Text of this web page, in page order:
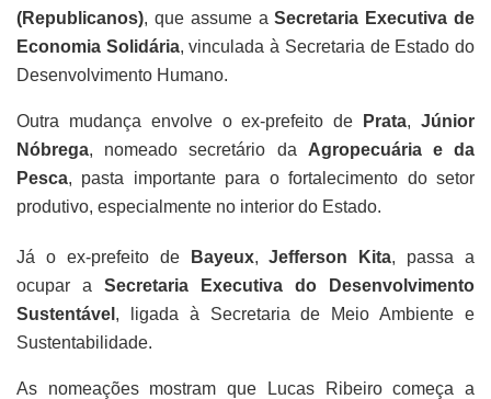
(Republicanos), que assume aSecretaria Executiva de
Economia Solidária, vinculada à Secretaria de Estado do
Desenvolvimento Humano.
Outra mudança envolve o ex-prefeito de Prata,Júnior
Nóbrega, nomeado secretário da Agropecuária e da
Pesca, pasta importante para o fortalecimento do setor
produtivo, especialmente no interior do Estado.
Já o ex-prefeito de Bayeux,Jefferson Kita, passa a
ocupar a Secretaria Executiva do Desenvolvimento
Sustentável , ligada à Secretaria de Meio Ambiente e
Sustentabilidade.
As nomeações mostram que Lucas Ribeiro começa a